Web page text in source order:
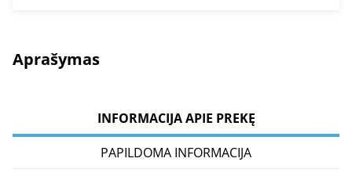
Aprašymas
INFORMACIJA APIE PREKĘ
PAPILDOMA INFORMACIJA